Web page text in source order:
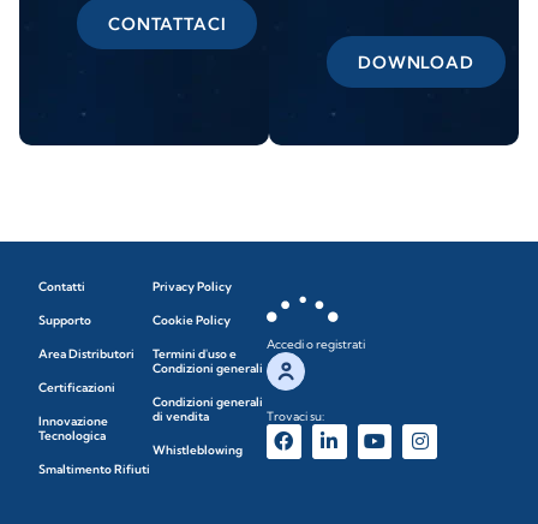
CONTATTACI
DOWNLOAD
Contatti
Supporto
Area Distributori
Certificazioni
Innovazione
Tecnologica
Smaltimento Rifiuti
Privacy Policy
Cookie Policy
Termini d'uso e
Condizioni generali
Condizioni generali
di vendita
Whistleblowing
Accedi o registrati
Trovaci su: